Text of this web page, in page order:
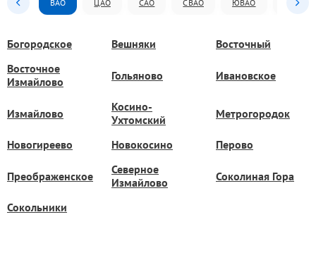
ВАО ЦАО САО СВАО ЮВАО ЮАО
Богородское Вешняки
Восточный
Восточное
Измайлово
Гольяново Ивановское
Измайлово
Косино-
Ухтомский
Метрогородок
Новогиреево Новокосино Перово
Преображенское
Северное
Измайлово
Соколиная Гора
Сокольники